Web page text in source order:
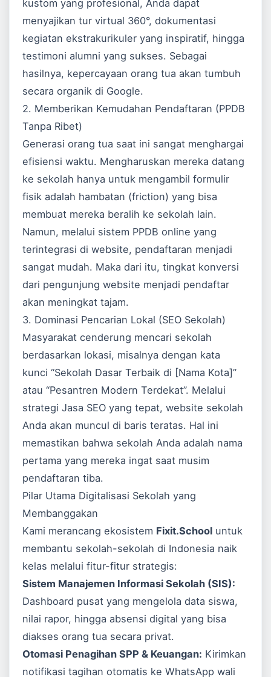
kustom yang profesional, Anda dapat
menyajikan tur virtual 360°, dokumentasi
kegiatan ekstrakurikuler yang inspiratif, hingga
testimoni alumni yang sukses. Sebagai
hasilnya, kepercayaan orang tua akan tumbuh
secara organik di Google.
2. Memberikan Kemudahan Pendaftaran (PPDB
Tanpa Ribet)
Generasi orang tua saat ini sangat menghargai
efisiensi waktu. Mengharuskan mereka datang
ke sekolah hanya untuk mengambil formulir
fisik adalah hambatan (friction) yang bisa
membuat mereka beralih ke sekolah lain.
Namun, melalui sistem PPDB online yang
terintegrasi di website, pendaftaran menjadi
sangat mudah. Maka dari itu, tingkat konversi
dari pengunjung website menjadi pendaftar
akan meningkat tajam.
3. Dominasi Pencarian Lokal (SEO Sekolah)
Masyarakat cenderung mencari sekolah
berdasarkan lokasi, misalnya dengan kata
kunci “Sekolah Dasar Terbaik di [Nama Kota]”
atau “Pesantren Modern Terdekat”. Melalui
strategiJasa SEO yang tepat, website sekolah
Anda akan muncul di baris teratas. Hal ini
memastikan bahwa sekolah Anda adalah nama
pertama yang mereka ingat saat musim
pendaftaran tiba.
Pilar Utama Digitalisasi Sekolah yang
Membanggakan
Kami merancang ekosistem Fixit.School untuk
membantu sekolah-sekolah di Indonesia naik
kelas melalui fitur-fitur strategis:
Sistem Manajemen Informasi Sekolah (SIS):
Dashboard pusat yang mengelola data siswa,
nilai rapor, hingga absensi digital yang bisa
diakses orang tua secara privat.
Otomasi Penagihan SPP & Keuangan: Kirimkan
notifikasi tagihan otomatis ke WhatsApp wali